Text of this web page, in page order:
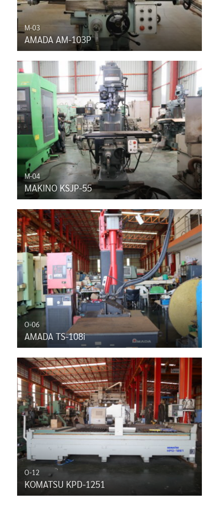
M-03
AMADA AM-103P
M-04
MAKINO KSJP-55
O-06
AMADA TS-108i
O-12
KOMATSU KPD-1251